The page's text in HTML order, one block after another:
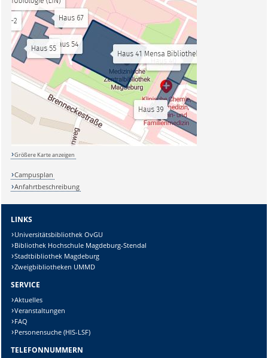
Größere Karte anzeigen
Campusplan
Anfahrtbeschreibung
LINKS
Universitätsbibliothek OvGU
Bibliothek Hochschule Magdeburg-Stendal
Stadtbibliothek Magdeburg
Zweigbibliotheken UMMD
SERVICE
Aktuelles
Veranstaltungen
FAQ
Personensuche (HIS-LSF)
TELEFONNUMMERN